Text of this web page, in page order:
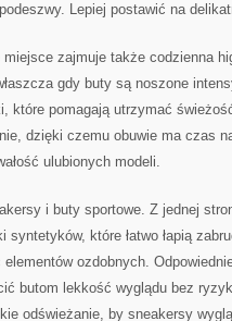
Lepiej postawić na
miejsce zajmuje także codzienna
gdy buty są noszone
które pomagają utrzymać
dzięki czemu obuwie ma czas
ulubionych modeli.
i buty sportowe. Z jednej
które łatwo łapią
ozdobnych.
butom lekkość wyglądu bez
odświeżanie, by sneakersy